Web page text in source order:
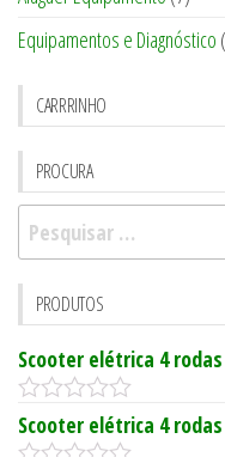
Equipamentos e Diagnóstico
CARRRINHO
PROCURA
Pesquisar
por:
PRODUTOS
Scooter elétrica 4
0
o
Scooter elétrica 4 rodas